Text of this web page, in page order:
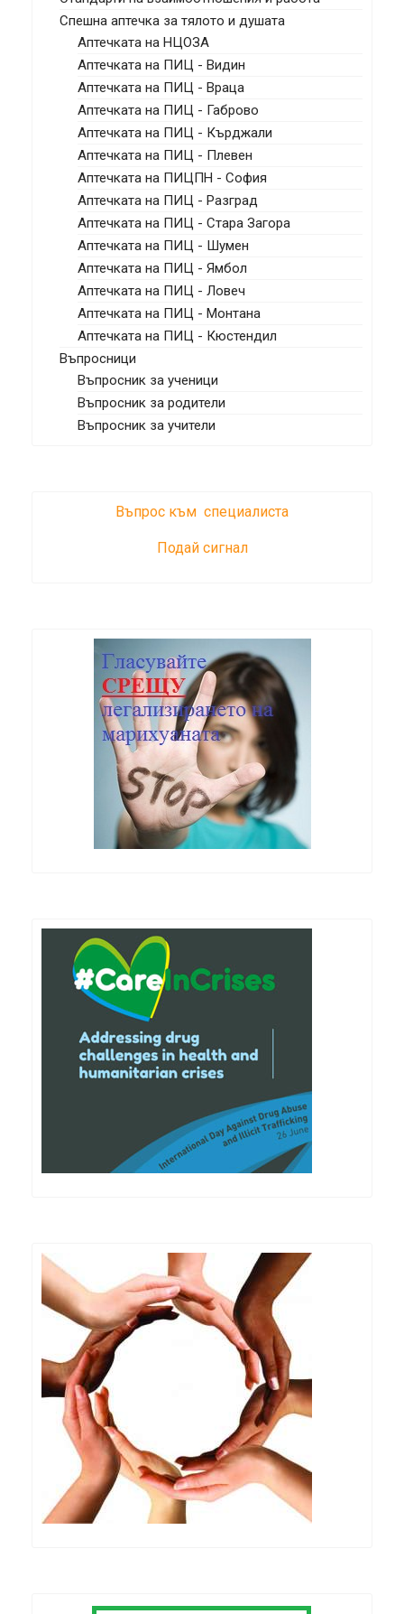
Спешна аптечка за тялото и душата
Аптечката на НЦОЗА
Аптечката на ПИЦ - Видин
Аптечката на ПИЦ - Враца
Аптечката на ПИЦ - Габрово
Аптечката на ПИЦ - Кърджали
Аптечката на ПИЦ - Плевен
Аптечката на ПИЦПН - София
Аптечката на ПИЦ - Разград
Аптечката на ПИЦ - Стара Загора
Аптечката на ПИЦ - Шумен
Аптечката на ПИЦ - Ямбол
Аптечката на ПИЦ - Ловеч
Аптечката на ПИЦ - Монтана
Аптечката на ПИЦ - Кюстендил
Въпросници
Въпросник за ученици
Въпросник за родители
Въпросник за учители
Въпрос към специалиста
Подай сигнал